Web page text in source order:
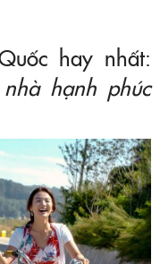
hay nhất:
hạnh phúc